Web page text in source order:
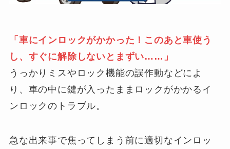
「車にインロックがかかった！このあと車使う
し、すぐに解除しないとまずい……」
うっかりミスやロック機能の誤作動などによ
り、車の中に鍵が入ったままロックがかかるイ
ンロックのトラブル。
急な出来事で焦ってしまう前に適切なインロッ